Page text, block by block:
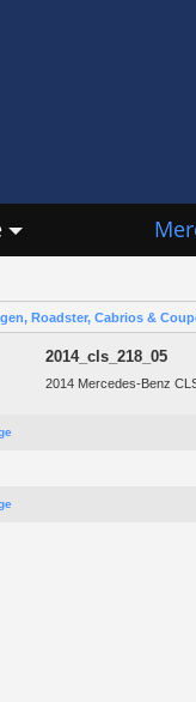
Roadster, Cabrios &
2014_cls_218_05
2014 Mercedes-Benz